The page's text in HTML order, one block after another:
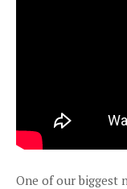
One of our biggest